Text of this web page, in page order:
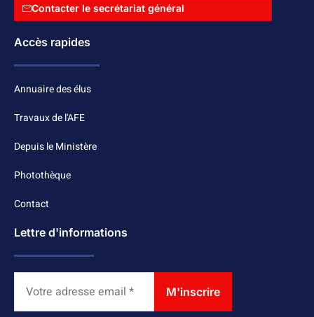
Contacter le secrétariat général
Accès rapides
Annuaire des élus
Travaux de l'AFE
Depuis le Ministère
Photothèque
Contact
Lettre d'informations